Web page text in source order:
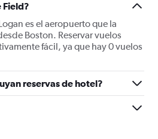
flights.
Range:
0
3.6.
Field?
es el aeropuerto que la
Boston. Reservar vuelos
fácil, ya que hay 0 vuelos
reservas de hotel?